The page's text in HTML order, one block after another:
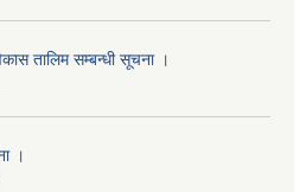
तालिम सम्बन्धी सूचना ‌।
।